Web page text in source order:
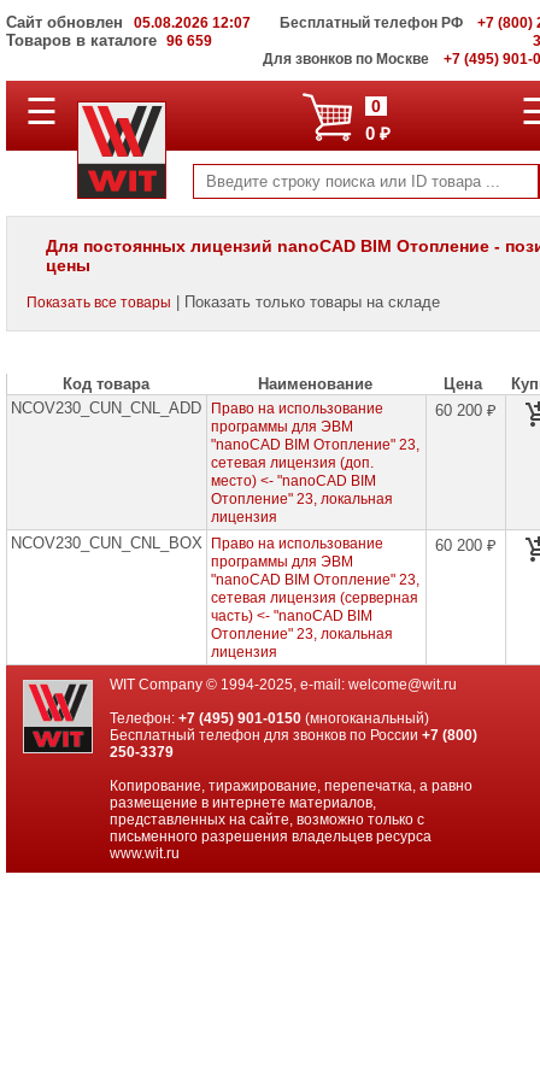
Сайт обновлен 05.08.2026 12:07
Товаров в каталоге 96 659
Бесплатный телефон РФ
+7 (800)
Для звонков по Москве
+7 (495) 901-
ПОЛНЫЙ
КАТАЛОГ
Корпоративные
серверы
WIT
Системы
данных
WIT
Мониторы
и
для
проекторов
Моноблоки
Brand
Name
Компьютеры
Принтеры
☰ 0
0 ₽
Для постоянных лицензий nanoCAD BIM Отопление -
цены
Показать все товары | Показать только товары на складе
Код товара Наименование Цена
NCOV230_CUN_CNL_ADD
Право на использование
программы для ЭВМ
"nanoCAD BIM Отопление" 23,
сетевая лицензия (доп.
место) <- "nanoCAD BIM
Отопление" 23, локальная
лицензия
60 200 ₽
NCOV230_CUN_CNL_BOX
Право на использование
программы для ЭВМ
"nanoCAD BIM Отопление" 23,
сетевая лицензия (серверная
часть) <- "nanoCAD BIM
Отопление" 23, локальная
лицензия
60 200 ₽
WIT Company © 1994-2025, e-mail: welcome@wit.ru
Телефон:+7 (495) 901-0150 (многоканальный)
Бесплатный телефон для звонков по России+7 (800)
250-3379
Копирование, тиражирование, перепечатка, а равно
размещение в интернете материалов,
представленных на сайте, возможно только с
письменного разрешения владельцев ресурса
www.wit.ru